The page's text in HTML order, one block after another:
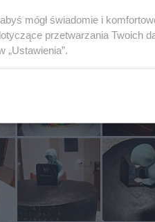
mógł świadomie i
przetwarzania Twoich
„Ustawienia”.